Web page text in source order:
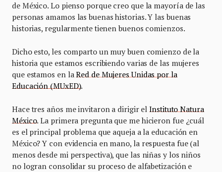
de México. Lo pienso porque creo que la mayoría de las
personas amamos las buenas historias. Y las buenas
historias, regularmente tienen buenos comienzos.
Dicho esto, les comparto un muy buen comienzo de la
historia que estamos escribiendo varias de las mujeres
que estamos en laRed de Mujeres Unidas por la
Educación (MUxED).
Hace tres años me invitaron a dirigir elInstituto Natura
México. La primera pregunta que me hicieron fue ¿cuál
es el principal problema que aqueja a la educación en
México? Y con evidencia en mano, la respuesta fue (al
menos desde mi perspectiva), que las niñas y los niños
no logran consolidar su proceso de alfabetización e